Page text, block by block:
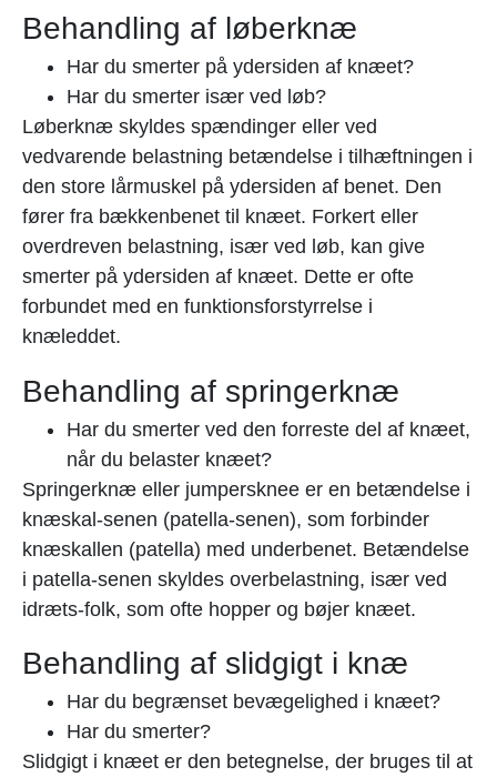
Behandling af løberknæ
Har du smerter på ydersiden af knæet?
Har du smerter især ved løb?
Løberknæ skyldes spændinger eller ved
vedvarende belastning betændelse i tilhæftningen i
den store lårmuskel på ydersiden af benet. Den
fører fra bækkenbenet til knæet. Forkert eller
overdreven belastning, især ved løb, kan give
smerter på ydersiden af knæet. Dette er ofte
forbundet med en funktionsforstyrrelse i
knæleddet.
Behandling af springerknæ
Har du smerter ved den forreste del af knæet,
når du belaster knæet?
Springerknæ eller jumpersknee er en betændelse i
knæskal-senen (patella-senen), som forbinder
knæskallen (patella) med underbenet. Betændelse
i patella-senen skyldes overbelastning, især ved
idræts-folk, som ofte hopper og bøjer knæet.
Behandling af slidgigt i knæ
Har du begrænset bevægelighed i knæet?
Har du smerter?
Slidgigt i knæet er den betegnelse, der bruges til at